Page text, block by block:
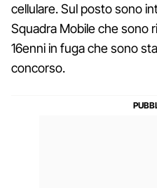
cellulare. Sul posto sono
Squadra Mobile che sono
16enni in fuga che sono
concorso.